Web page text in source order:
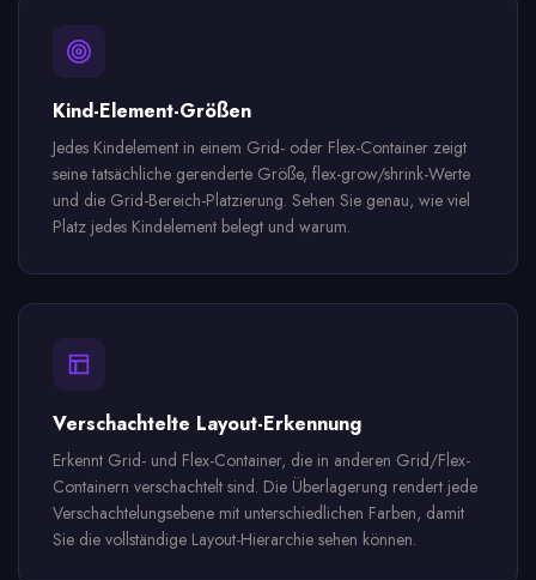
Kind-Element-Größen
Jedes Kindelement in einem Grid- oder Flex-Container zeigt
seine tatsächliche gerenderte Größe, flex-grow/shrink-Werte
und die Grid-Bereich-Platzierung. Sehen Sie genau, wie viel
Platz jedes Kindelement belegt und warum.
Verschachtelte Layout-Erkennung
Erkennt Grid- und Flex-Container, die in anderen Grid/Flex-
Containern verschachtelt sind. Die Überlagerung rendert jede
Verschachtelungsebene mit unterschiedlichen Farben, damit
Sie die vollständige Layout-Hierarchie sehen können.